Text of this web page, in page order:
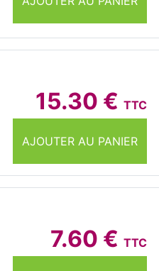
15.30 € TTC
AJOUTER AU PANIER
7.60 € TTC